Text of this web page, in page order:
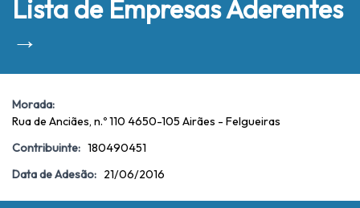
Lista de Empresas Aderentes
→
Morada:
Rua de Anciães, n.º 110 4650-105 Airães - Felgueiras
Contribuinte: 180490451
Data de Adesão: 21/06/2016